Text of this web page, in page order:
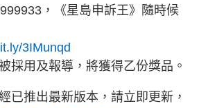
，《星島申訴王》隨時候
3IMunqd
採用及報導，將獲得乙份獎品。
已推出最新版本，請立即更新，